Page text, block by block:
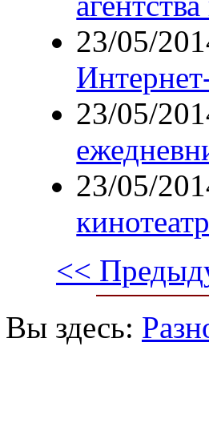
23/05/
23/05/
23/05/
<<
Вы здесь: